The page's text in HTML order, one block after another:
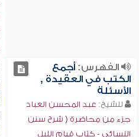
الفهرس:أجمع
الكتب في العقيدة ,
الأسئلة
للشيخ: عبد المحسن العباد
جزء من محاضرة ( شرح سنن
النسائي - كتاب قيام الليل